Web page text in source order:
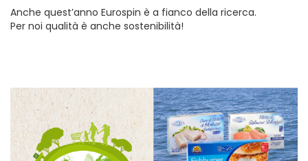
Anche quest’anno Eurospin è a fianco della ricerca.
Per noi qualità è anche sostenibilità!